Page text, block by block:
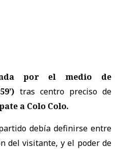
por el medio de
tras centro preciso de
a Colo Colo.
debía definirse entre
del visitante, y el poder de